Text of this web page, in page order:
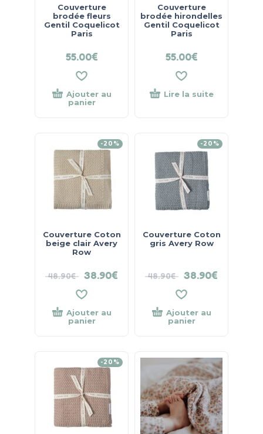
Couverture
brodée fleurs
Gentil Coquelicot
Paris
55.00€
Ajouter au
panier
Couverture
brodée hirondelles
Gentil Coquelicot
Paris
55.00€
Lire la suite
-20%
Couverture Coton
beige clair Avery
Row
48.90€ 38.90€
Ajouter au
panier
-20%
Couverture Coton
gris Avery Row
48.90€ 38.90€
Ajouter au
panier
-20%